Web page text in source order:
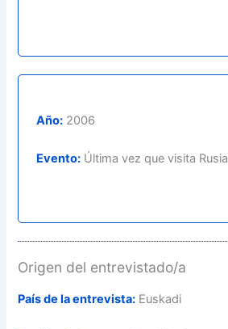
Año: 2006
Evento: Última vez que visita Rusia
Origen del entrevistado/a
País de la entrevista: Euskadi